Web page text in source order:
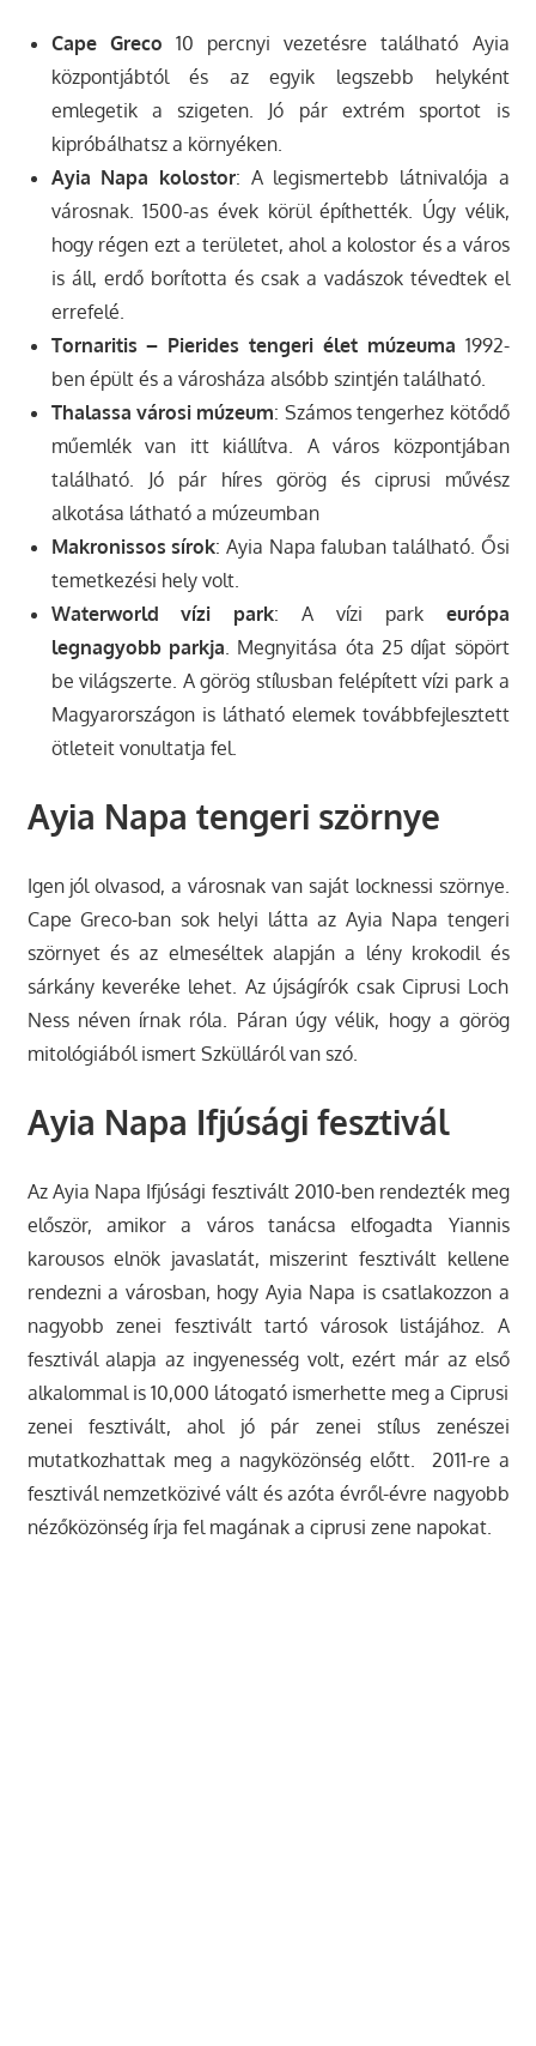
Cape Greco 10 percnyi vezetésre található Ayia
központjábtól és az egyik legszebb helyként
emlegetik a szigeten. Jó pár extrém sportot is
kipróbálhatsz a környéken.
Ayia Napa kolostor: A legismertebb látnivalója a
városnak. 1500-as évek körül építhették. Úgy vélik,
hogy régen ezt a területet, ahol a kolostor és a város
is áll, erdő borította és csak a vadászok tévedtek el
errefelé.
Tornaritis – Pierides tengeri élet múzeuma 1992-
ben épült és a városháza alsóbb szintjén található.
Thalassa városi múzeum: Számos tengerhez kötődő
műemlék van itt kiállítva. A város központjában
található. Jó pár híres görög és ciprusi művész
alkotása látható a múzeumban
Makronissos sírok: Ayia Napa faluban található. Ősi
temetkezési hely volt.
Waterworld vízi park: A vízi park európa
legnagyobb parkja. Megnyitása óta 25 díjat söpört
be világszerte. A görög stílusban felépített vízi park a
Magyarországon is látható elemek továbbfejlesztett
ötleteit vonultatja fel.
Ayia Napa tengeri szörnye
Igen jól olvasod, a városnak van saját locknessi szörnye.
Cape Greco-ban sok helyi látta az Ayia Napa tengeri
szörnyet és az elmeséltek alapján a lény krokodil és
sárkány keveréke lehet. Az újságírók csak Ciprusi Loch
Ness néven írnak róla. Páran úgy vélik, hogy a görög
mitológiából ismert Szkülláról van szó.
Ayia Napa Ifjúsági fesztivál
Az Ayia Napa Ifjúsági fesztivált 2010-ben rendezték meg
először, amikor a város tanácsa elfogadta Yiannis
karousos elnök javaslatát, miszerint fesztivált kellene
rendezni a városban, hogy Ayia Napa is csatlakozzon a
nagyobb zenei fesztivált tartó városok listájához. A
fesztivál alapja az ingyenesség volt, ezért már az első
alkalommal is 10,000 látogató ismerhette meg a Ciprusi
zenei fesztivált, ahol jó pár zenei stílus zenészei
mutatkozhattak meg a nagyközönség előtt. 2011-re a
fesztivál nemzetközivé vált és azóta évről-évre nagyobb
nézőközönség írja fel magának a ciprusi zene napokat.